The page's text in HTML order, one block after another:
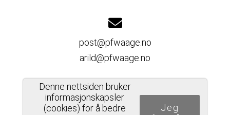
post@pfwaage.no
arild@pfwaage.no
Del nettside
Denne nettsiden bruker
informasjonskapsler
(cookies) for å bedre
Jeg